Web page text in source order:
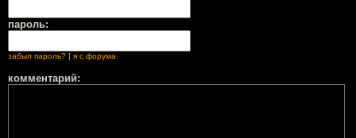
пароль:
забыл пароль? | я с форума
комментарий: